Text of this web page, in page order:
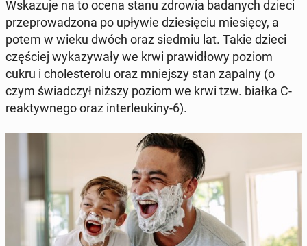
Wska­zu­je na to ocena stanu zdrowia ba­da­nych dzieci
prze­pro­wa­dzo­na po upływie dzie­się­ciu mie­się­cy, a
potem w wieku dwóch oraz siedmiu lat. Takie dzieci
czę­ściej wy­ka­zy­wa­ły we krwi pra­wi­dło­wy poziom
cukru i cho­le­ste­ro­lu oraz mniej­szy stan zapalny (o
czym świad­czył niższy poziom we krwi tzw. białka C-
re­ak­tyw­ne­go oraz in­ter­leu­ki­ny-6).